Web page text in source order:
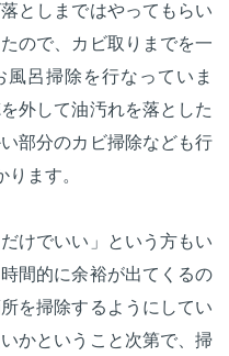
としまではやってもらい
ので、カビ取りまでを一
呂掃除を行なっていま
外して油汚れを落とした
部分のカビ掃除なども行
ます。
けでいい」という方もい
間的に余裕が出てくるの
を掃除するようにしてい
かということ次第で、掃